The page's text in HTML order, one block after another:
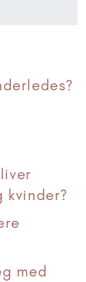
med